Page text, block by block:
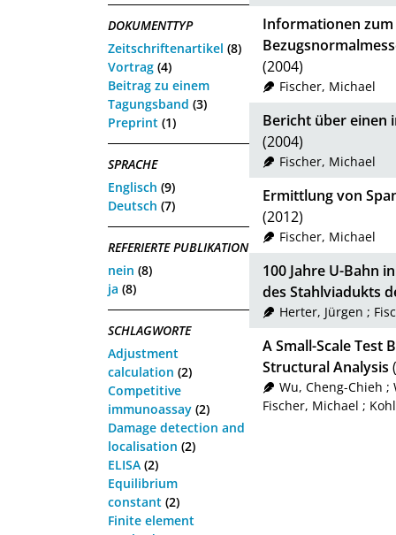
DOKUMENTTYP
Zeitschriftenartikel (8)
Vortrag (4)
Beitrag zu einem
Tagungsband (3)
Preprint (1)
SPRACHE
Englisch (9)
Deutsch (7)
REFERIERTE PUBLIKATION
nein (8)
ja (8)
SCHLAGWORTE
Adjustment
calculation (2)
Competitive
immunoassay (2)
Damage detection and
localisation (2)
ELISA (2)
Equilibrium
constant (2)
Finite element
Informationen
(2004)
Fischer, Michael
Bericht über einen
(2004)
Fischer, Michael
Ermittlung von
(2012)
Fischer, Michael
100 Jahre U-Bahn
des Stahlviadukts
Herter, Jürgen ;
A Small-Scale Test
Structural Analysis
Wu, Cheng-Chieh ;
Fischer, Michael ;